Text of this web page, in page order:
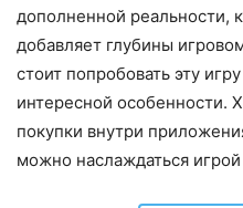
дополненной реальности,
добавляет глубины
стоит попробовать эту
интересной особенности.
покупки внутри
можно наслаждаться